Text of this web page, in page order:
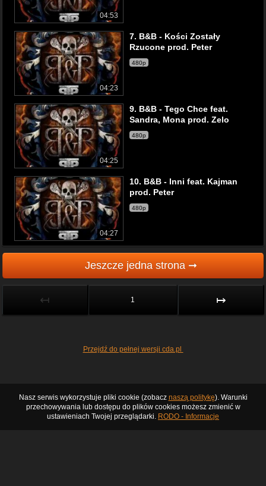
04:53
04:23
7. B&B - Kości Zostały
Rzucone prod. Peter
480p
04:25
9. B&B - Tego Chce feat.
Sandra, Mona prod. Zelo
480p
04:27
10. B&B - Inni feat. Kajman
prod. Peter
480p
Jeszcze jedna strona ➞
↤ 1 ↦
Przejdź do pełnej wersji cda.pl
Nasz serwis wykorzystuje pliki cookie (zobacz naszą politykę). Warunki
przechowywania lub dostępu do plików cookies możesz zmienić w
ustawieniach Twojej przeglądarki. RODO - Informacje